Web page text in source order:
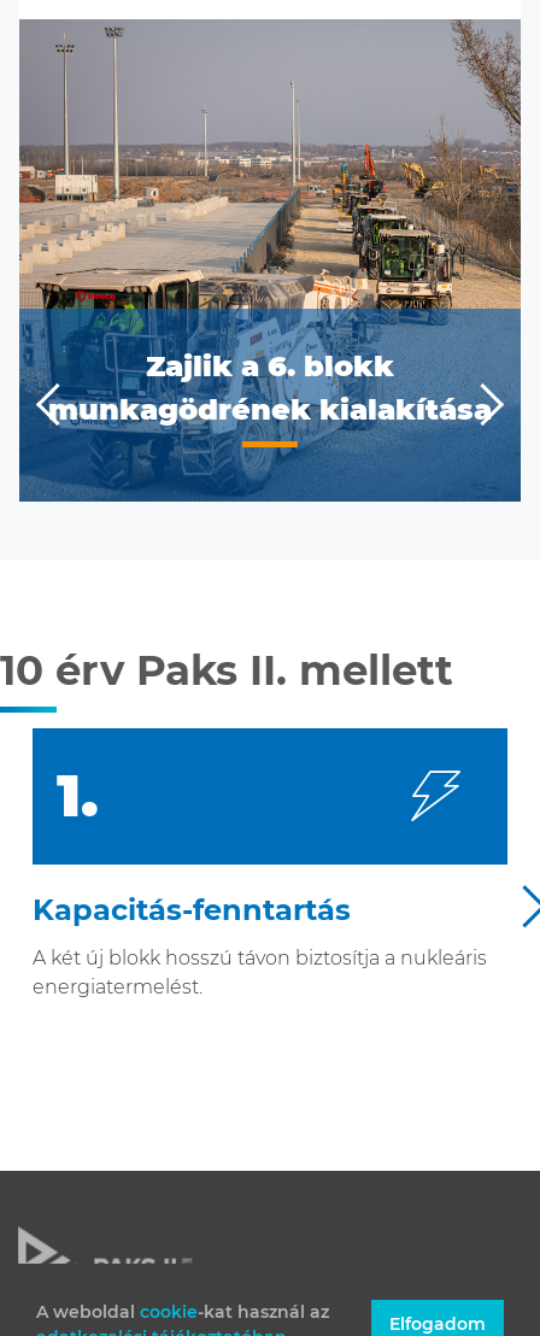
A weboldal cookie-kat használ az
Elfogadom
Zajlik a 6. blokk
munkagödrének kialakítása
Previous Next
10 érv Paks II. mellett
1.
Kapacitás-fenntartás
A két új blokk hosszú távon biztosítja a nukleáris
energiatermelést.